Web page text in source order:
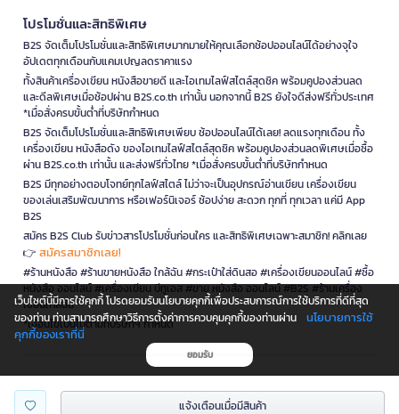
แจ้งเตือนเมื่อมีสินค้า
โปรโมชั่นและสิทธิพิเศษ
B2S จัดเต็มโปรโมชั่นและสิทธิพิเศษมากมายให้คุณเลือกช้อปออนไลน์ได้อย่างจุใจ
อัปเดตทุกเดือนกับแคมเปญลดราคาแรง
ทั้งสินค้าเครื่องเขียน หนังสือขายดี และไอเทมไลฟ์สไตล์สุดชิค พร้อมคูปองส่วนลด
และดีลพิเศษเมื่อช้อปผ่าน B2S.co.th เท่านั้น นอกจากนี้ B2S ยังใจดีส่งฟรีทั่วประเทศ
*เมื่อสั่งครบขั้นต่ำที่บริษัทกำหนด
B2S จัดเต็มโปรโมชั่นและสิทธิพิเศษเพียบ ช้อปออนไลน์ได้เลย! ลดแรงทุกเดือน ทั้ง
เครื่องเขียน หนังสือดัง ของไอเทมไลฟ์สไตล์สุดชิค พร้อมคูปองส่วนลดพิเศษเมื่อซื้อ
ผ่าน B2S.co.th เท่านั้น และส่งฟรีทั่วไทย *เมื่อสั่งครบขั้นต่ำที่บริษัทกำหนด
B2S มีทุกอย่างตอบโจทย์ทุกไลฟ์สไตล์ ไม่ว่าจะเป็นอุปกรณ์อ่านเขียน เครื่องเขียน
ของเล่นเสริมพัฒนาการ หรือเฟอร์นิเจอร์ ช้อปง่าย สะดวก ทุกที่ ทุกเวลา แค่มี App
B2S
สมัคร B2S Club รับข่าวสารโปรโมชั่นก่อนใคร และสิทธิพิเศษเฉพาะสมาชิก! คลิกเลย
👉 สมัครสมาชิกเลย!
#ร้านหนังสือ #ร้านขายหนังสือ ใกล้ฉัน #กระเป๋าใส่ดินสอ #เครื่องเขียนออนไลน์ #ซื้อ
หนังสือ ออนไลน์ #เครื่องเขียน บีทูเอส #ขาย หนังสือ ออนไลน์ #B2S #ร้านเครื่อง
เขียนใกล้ฉัน
*เงื่อนไขเป็นไปตามที่บริษัทฯ กำหนด
is a company operating under
เว็บไซต์นี้มีการใช้คุกกี้ โปรดยอมรับนโยบายคุกกี้เพื่อประสบการณ์การใช้บริการที่ดีที่สุด
ของท่าน ท่านสามารถศึกษาวิธีการตั้งค่าการควบคุมคุกกี้ของท่านผ่าน
นโยบายการใช้
คุกกี้ของเราที่นี่
ยอมรับ